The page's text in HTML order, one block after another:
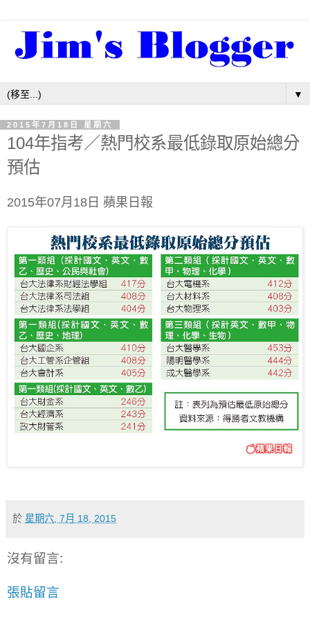
▼
2015年7月18日 星期六
104年指考／熱門校系最低錄取原始總分
預估
2015年07月18日 蘋果日報
於 星期六, 7月 18, 2015
沒有留言:
張貼留言